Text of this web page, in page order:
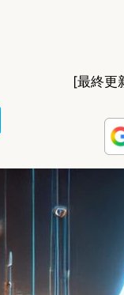
[最終更
n
a